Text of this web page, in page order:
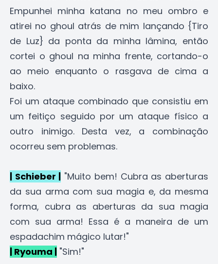
Empunhei minha katana no meu ombro e
atirei no ghoul atrás de mim lançando {Tiro
de Luz} da ponta da minha lâmina, então
cortei o ghoul na minha frente, cortando-o
ao meio enquanto o rasgava de cima a
baixo.
Foi um ataque combinado que consistiu em
um feitiço seguido por um ataque físico a
outro inimigo. Desta vez, a combinação
ocorreu sem problemas.
| Schieber | "Muito bem! Cubra as aberturas
da sua arma com sua magia e, da mesma
forma, cubra as aberturas da sua magia
com sua arma! Essa é a maneira de um
espadachim mágico lutar!"
| Ryouma | "Sim!"